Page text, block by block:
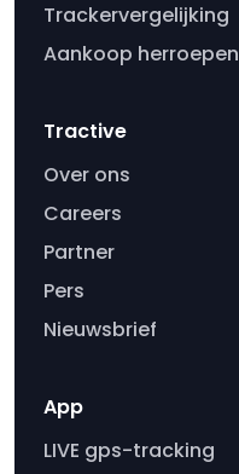
Trackervergelijking
Aankoop herroepen
Tractive
Over ons
Careers
Partner
Pers
Nieuwsbrief
App
LIVE gps-tracking